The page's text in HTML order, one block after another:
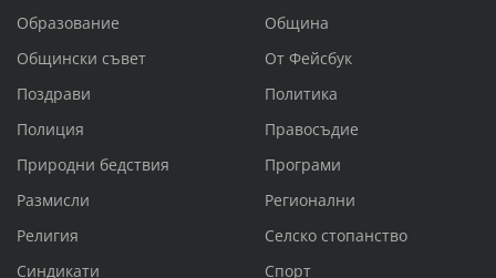
Образование
Община
Общински съвет
От Фейсбук
Поздрави
Политика
Полиция
Правосъдие
Природни бедствия
Програми
Размисли
Регионални
Религия
Селско стопанство
Синдикати
Спорт